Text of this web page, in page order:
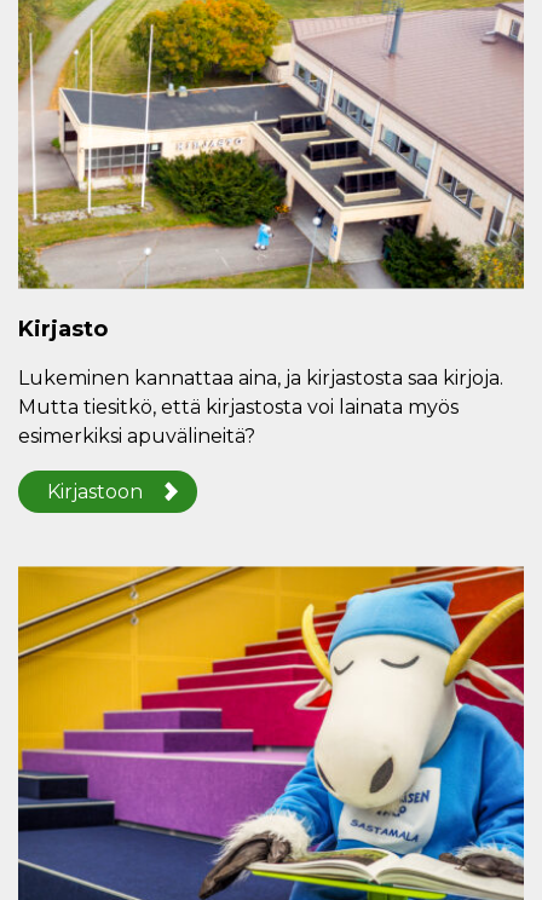
Kirjasto
Lukeminen kannattaa aina, ja kirjastosta saa kirjoja.
Mutta tiesitkö, että kirjastosta voi lainata myös
esimerkiksi apuvälineitä?
Kirjastoon